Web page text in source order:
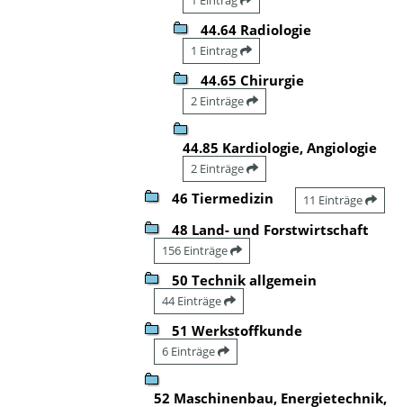
44.64 Radiologie
1 Eintrag
44.65 Chirurgie
2 Einträge
44.85 Kardiologie, Angiologie
2 Einträge
46 Tiermedizin 11 Einträge
48 Land- und Forstwirtschaft
156 Einträge
50 Technik allgemein
44 Einträge
51 Werkstoffkunde
6 Einträge
52 Maschinenbau, Energietechnik,